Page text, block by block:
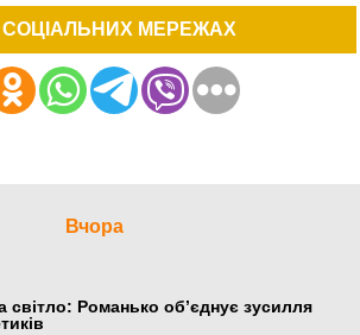
СОЦІАЛЬНИХ МЕРЕЖАХ
Вчора
світло: Романько об’єднує зусилля